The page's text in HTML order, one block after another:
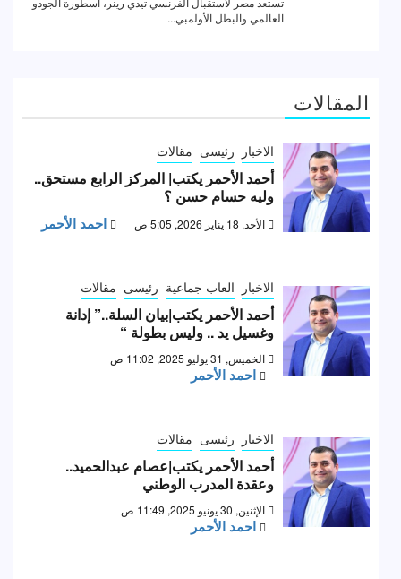
المقالات
الاخبار رئيسى مقالات
أحمد الأحمر يكتب| المركز الرابع مستحق..
وليه حسام حسن ؟
الأحد, 18 يناير 2026, 5:05 ص احمد الأحمر
الاخبار العاب جماعية رئيسى مقالات
أحمد الأحمر يكتب|بيان السلة..” إدانة
وغسيل يد .. وليس بطولة “
الخميس, 31 يوليو 2025, 11:02 ص
احمد الأحمر
الاخبار رئيسى مقالات
أحمد الأحمر يكتب|عصام عبدالحميد..
وعقدة المدرب الوطني
الإثنين, 30 يونيو 2025, 11:49 ص
احمد الأحمر